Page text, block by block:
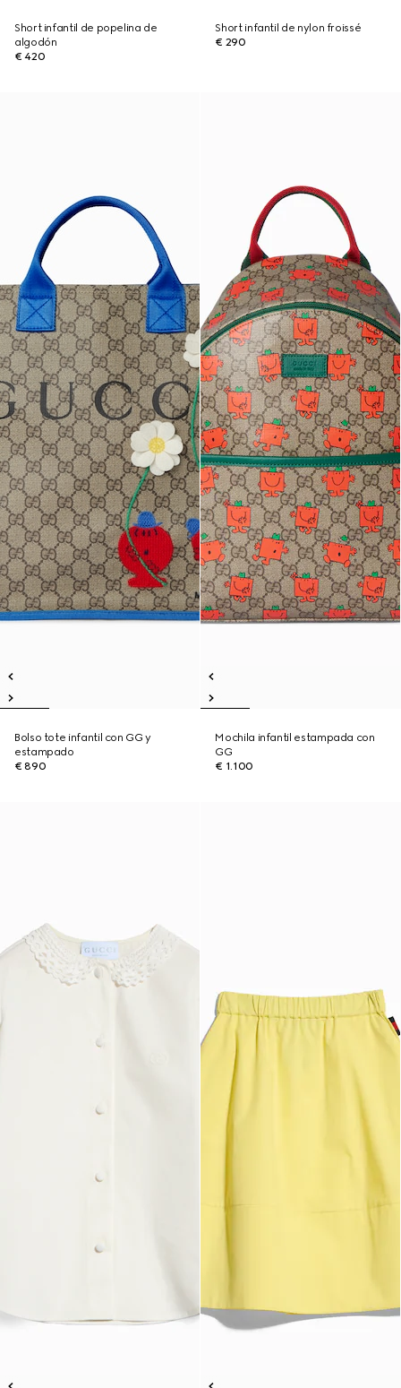
Short infantil de popelina de
algodón
€ 420
Short infantil de nylon froissé
€ 290
Bolso tote infantil con GG y
estampado
€ 890
Mochila infantil estampada con
GG
€ 1.100